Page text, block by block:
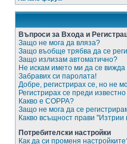
Въпроси за Входа и
Защо не мога да вляза?
Защо въобще трябва да се
Защо излизам автоматично?
Не искам името ми да се вижда
Забравих си паролата!
Добре, регистрирах се, но не
Регистрирах се преди
Какво е COPPA?
Защо не мога да се
Какво всъщност прави "Изтрии
Потребителски настройки
Как да си променя